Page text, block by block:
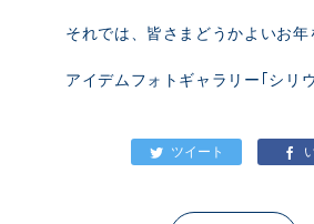
それでは、皆さまどうかよいお
アイデムフォトギャラリー｢シリ